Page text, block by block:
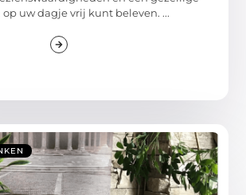
uw dagje vrij kunt beleven. ...